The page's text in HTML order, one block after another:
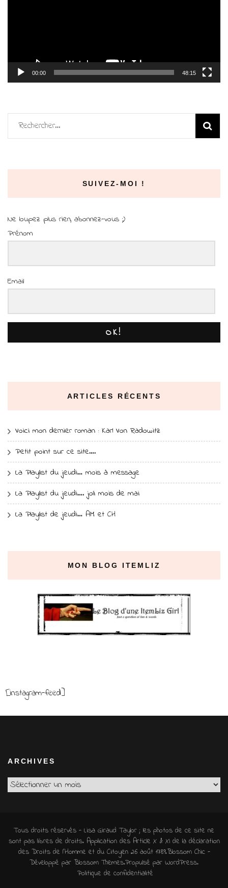
00:00 48:15
Rechercher :
SUIVEZ-MOI !
Ne loupez plus rien, abonnez-vous ;)
Prénom
Email
OK!
ARTICLES RÉCENTS
Voici mon dernier roman : Karl Von Radowitz
Petit point sur ce site….
La Playlist du jeudi… mois à message
La Playlist du jeudi…. joli mois de mai
La Playlist de jeudi… AM et CH
MON BLOG ITEMLIZ
[instagram-feed]
ARCHIVES
Archives
Tous droits réservés - Lisa Giraud Taylor ; les photos de ce site ne
sont pas libres de droits. Application des Article X & XI de la déclaration
des Droits de l'Homme et du Citoyen 26 août 1789.Blossom Chic -
Développé par Blossom Themes.Propulsé par WordPress.
Politique de confidentialité